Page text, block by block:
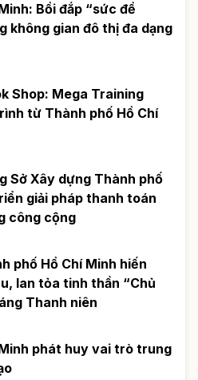
Bồi đắp “sức đề
không gian đô thị đa dạng
Shop: Mega Training
từ Thành phố Hồ Chí
Sở Xây dựng Thành phố
giải pháp thanh toán
công cộng
phố Hồ Chí Minh hiến
lan tỏa tinh thần “Chủ
Thanh niên
phát huy vai trò trung